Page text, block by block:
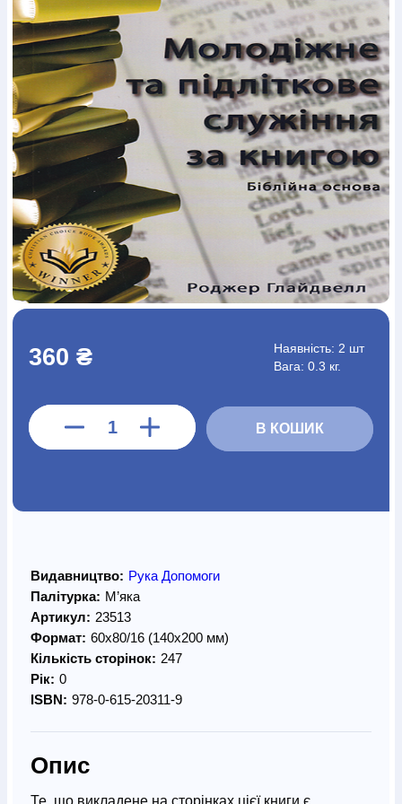
Богослов`яШлюб і сім`я Юдаїзм
Супутні товари
ПеріодикаАудіоРучки кульковіВідеоГалантерея
Закладки для книг
ФутболкиБрелокиСумкиБіжутерія
Блокноти Щоденники / щотижневикиВироби з дерева
Вироби з кераміки і глини
Вироби з сріблаКартини
Навчальні мапиШкіряні виробиМагнітиМеталеві
вироби
Міні-лампи НаклейкиНастільні ігриПакети
подарункові
Плакати Пластмасові виробиХустки
Подарункові карткиРозвиваючі ігриРепринтиСвічки
Зошити
ФотокартиниЧохли на БибліїГоловні убори
КалендаріКанцелярскі товари
Комп`ютерні ігри
Листівки Сувенирна продукція Годинники Пазли
Книга в комплекті
За додатковою інформацією дзвоніть за номером:+38
360 ₴ Наявність: 2 шт
Вага: 0.3 кг.
В КОШИК
Видавництво: Рука Допомоги
Палітурка: М’яка
Артикул: 23513
Формат: 60х80/16 (140х200 мм)
Кількість сторінок: 247
Рік: 0
ISBN: 978-0-615-20311-9
Опис
Те, що викладене на сторінках цієї книги,є